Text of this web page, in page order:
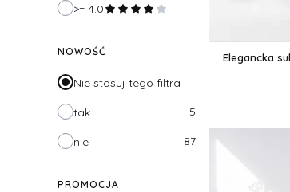
>= 4.0
NOWOŚĆ
Nie stosuj tego filtra
tak 5
nie 87
PROMOCJA
Elegancka